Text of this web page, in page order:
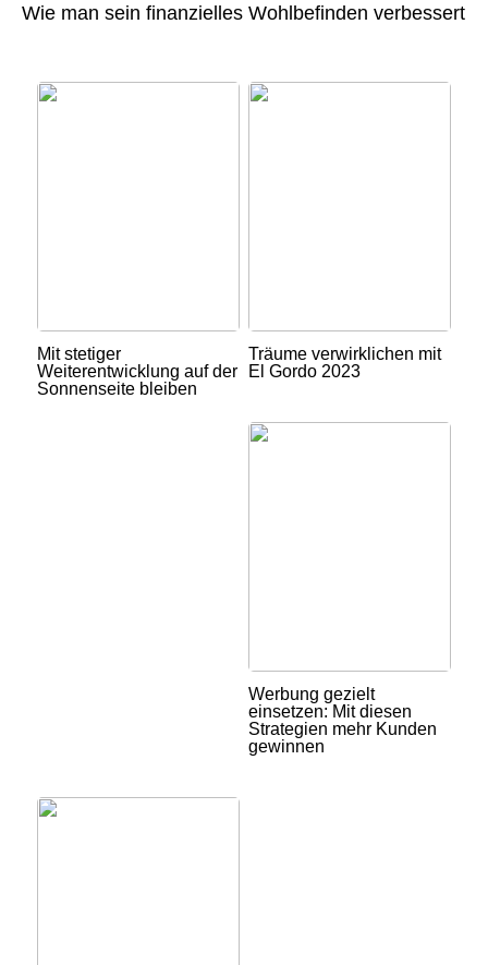
Wie man sein finanzielles Wohlbefinden verbessert
Mit stetiger
Weiterentwicklung auf der
Sonnenseite bleiben
Träume verwirklichen mit
El Gordo 2023
Werbung gezielt
einsetzen: Mit diesen
Strategien mehr Kunden
gewinnen